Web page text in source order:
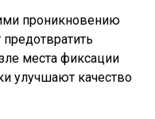
проникновению
места фиксации
улучшают качество